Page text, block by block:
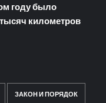
году было
километров
ЗАКОН И ПОРЯДОК